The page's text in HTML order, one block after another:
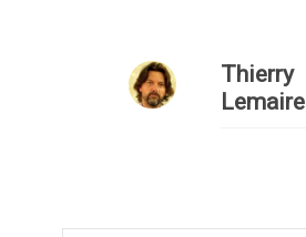
Thierry
Lemaire